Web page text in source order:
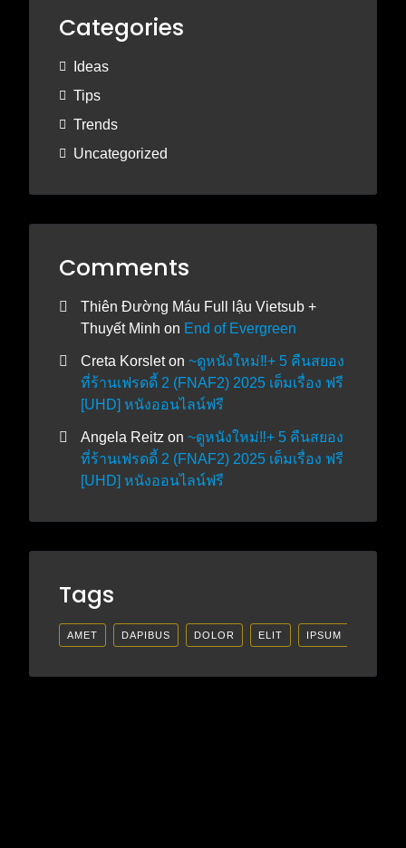
Categories
Ideas
Tips
Trends
Uncategorized
Comments
Thiên Đường Máu Full lậu Vietsub +
Thuyết Minh on End of Evergreen
Creta Korsleton ~ดูหนังใหม่‼️+ 5 คืนสยอง
ที่ร้านเฟรดดี้ 2 (FNAF2) 2025 เต็มเรื่อง ฟรี
[UHD] หนังออนไลน์ฟรี
Angela Reitz on ~ดูหนังใหม่‼️+ 5 คืนสยอง
ที่ร้านเฟรดดี้ 2 (FNAF2) 2025 เต็มเรื่อง ฟรี
[UHD] หนังออนไลน์ฟรี
Tags
AMET DAPIBUS DOLOR ELIT IPSUM